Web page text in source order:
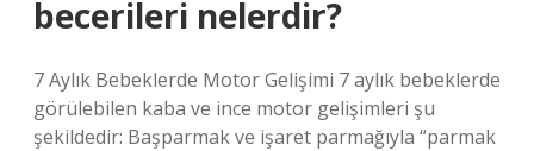
becerileri nelerdir?
7 Aylık Bebeklerde Motor Gelişimi 7 aylık bebeklerde
görülebilen kaba ve ince motor gelişimleri şu
şekildedir: Başparmak ve işaret parmağıyla “parmak